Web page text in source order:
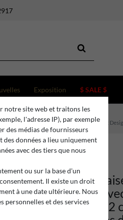
Exposition $ SALE $
de Luxe - Meubles d'Hôtel & Restaurant
Casa Padrino
Design de Luxe
Or 57 x 57 x H. 82
notre site web et traitons les
l'adresse IP), par exemple
des médias de fournisseurs
données a lieu uniquement
avec des tiers que nous
ou sur la base d'un
Il existe un droit
à une date ultérieure. Nous
et des services